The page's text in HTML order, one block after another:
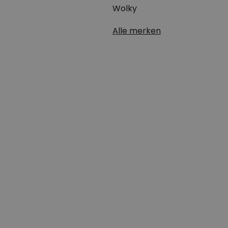
Wolky
Alle merken